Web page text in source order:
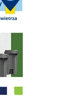
i Gminy Wieliczka